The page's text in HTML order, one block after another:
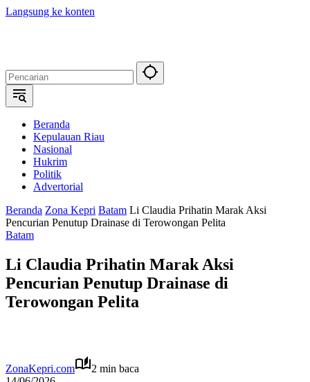
Langsung ke konten
Beranda
Kepulauan Riau
Nasional
Hukrim
Politik
Advertorial
Beranda Zona Kepri Batam Li Claudia Prihatin Marak Aksi
Pencurian Penutup Drainase di Terowongan Pelita
Batam
Li Claudia Prihatin Marak Aksi
Pencurian Penutup Drainase di
Terowongan Pelita
ZonaKepri.com
2 min baca